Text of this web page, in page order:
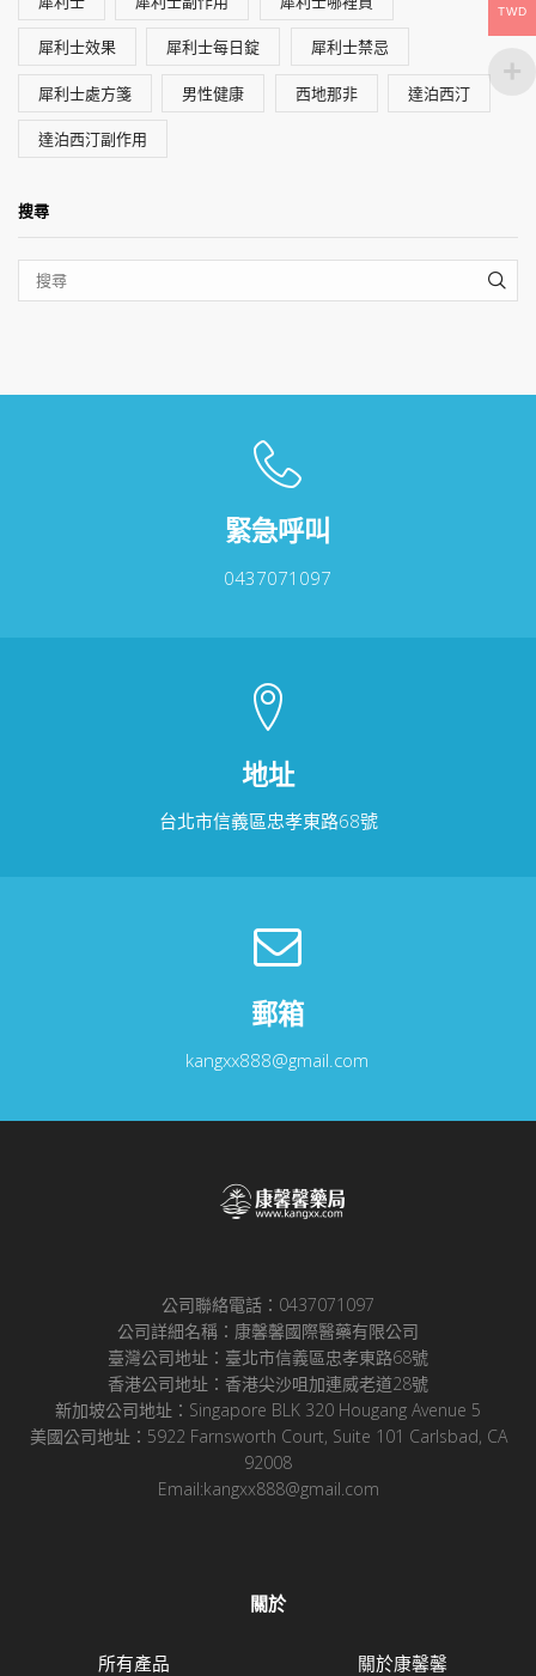
犀利士效果 犀利士每日錠 犀利士禁忌
犀利士處方箋 男性健康 西地那非 達泊西汀
達泊西汀副作用
搜尋
緊急呼叫
0437071097
地址
台北市信義區忠孝東路68號
郵箱
kangxx888@gmail.com
公司聯絡電話：0437071097
公司詳細名稱：康馨馨國際醫藥有限公司
臺灣公司地址：臺北市信義區忠孝東路68號
香港公司地址：香港尖沙咀加連威老道28號
新加坡公司地址：Singapore BLK 320 Hougang Avenue 5
美國公司地址：5922 Farnsworth Court, Suite 101 Carlsbad, CA
92008
Email:kangxx888@gmail.com
關於
所有產品
關於康馨馨
TWD